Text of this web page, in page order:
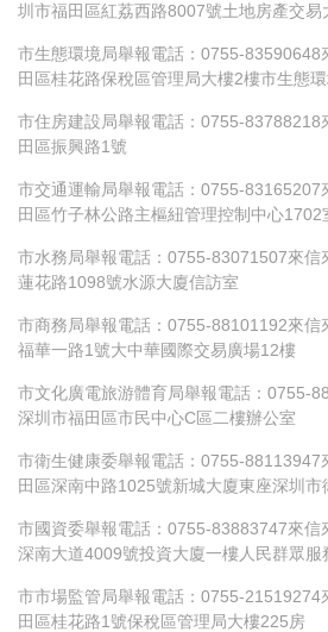
圳市福田區紅荔西路8007號土地房產交易
市生態環境局舉報電話：0755-83590648
田區桂花路保稅區管理局大樓2樓市生態
市住房建設局舉報電話：0755-83788218
田區振興路1號
市交通運輸局舉報電話：0755-83165207
田區竹子林公路主樞紐管理控制中心1702
市水務局舉報電話：0755-83071507來信
蓮花路1098號水源大廈信訪室
市商務局舉報電話：0755-88101192來信
福華一路1號大中華國際交易廣場12樓
市文化廣電旅游體育局舉報電話：0755-
深圳市福田區市民中心C區二樓辦公室
市衛生健康委舉報電話：0755-88113947
田區深南中路1025號新城大廈東座深圳
市國資委舉報電話：0755-83883747來信
深南大道4009號投資大廈一樓人民群眾服
市市場監管局舉報電話：0755-21519274
田區桂花路1號保稅區管理局大樓225房